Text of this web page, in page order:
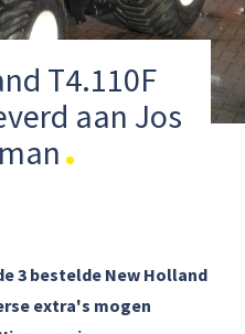
T4.110F
aan Jos
3 bestelde New Holland
extra's mogen